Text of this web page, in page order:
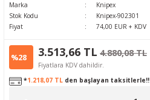
Marka
Knipex
Stok Kodu
Knipex-902301
Fiyat
74,00 EUR + KDV
%28 3.513,66 TL 4.880,08 TL
Fiyatlara KDV dahildir.
*1.218,07 TL den başlayan taksitlerle!!